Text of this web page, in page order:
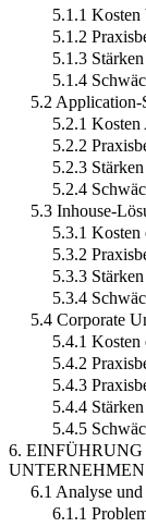
5.1.1 Kosten
5.1.2
5.1.3
5.1.4
5.2
5.2.1 Kosten
5.2.2
5.2.3
5.2.4
5.3 Inhouse-
5.3.1 Kosten
5.3.2
5.3.3
5.3.4
5.4 Corporate
5.4.1 Kosten
5.4.2
5.4.3
5.4.4
5.4.5
6.
UNTERNEHMEN
6.1 Analyse
6.1.1